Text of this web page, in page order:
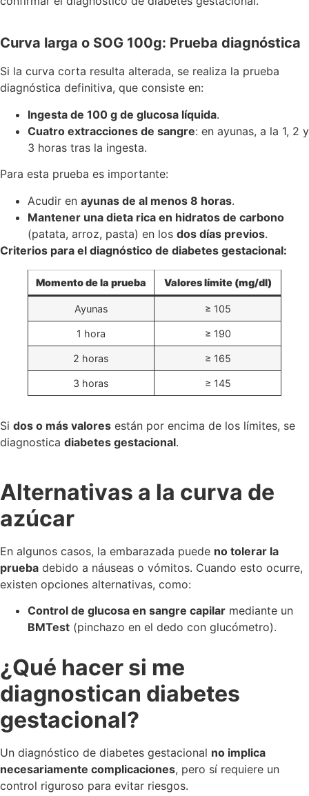
Curva larga o SOG 100g: Prueba diagnóstica
Si la curva corta resulta alterada, se realiza la prueba
diagnóstica definitiva, que consiste en:
Ingesta de 100 g de glucosa líquida.
Cuatro extracciones de sangre: en ayunas, a la 1, 2 y
3 horas tras la ingesta.
Para esta prueba es importante:
Acudir en ayunas de al menos 8 horas.
Mantener una dieta rica en hidratos de carbono
(patata, arroz, pasta) en los dos días previos.
Criterios para el diagnóstico de diabetes gestacional:
Momento de la prueba Valores límite (mg/dl)
Ayunas ≥ 105
1 hora ≥ 190
2 horas ≥ 165
3 horas ≥ 145
Si dos o más valores están por encima de los límites, se
diagnostica diabetes gestacional.
Alternativas a la curva de
azúcar
En algunos casos, la embarazada puede no tolerar la
prueba debido a náuseas o vómitos. Cuando esto ocurre,
existen opciones alternativas, como:
Control de glucosa en sangre capilar mediante un
BMTest (pinchazo en el dedo con glucómetro).
¿Qué hacer si me
diagnostican diabetes
gestacional?
Un diagnóstico de diabetes gestacional no implica
necesariamente complicaciones, pero sí requiere un
control riguroso para evitar riesgos.